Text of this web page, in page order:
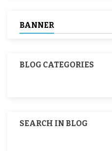
BANNER
BLOG CATEGORIES
SEARCH IN BLOG